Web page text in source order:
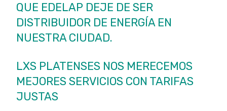
QUE EDELAP DEJE DE SER
DISTRIBUIDOR DE ENERGÍA EN
NUESTRA CIUDAD.
LXS PLATENSES NOS MERECEMOS
MEJORES SERVICIOS CON TARIFAS
JUSTAS